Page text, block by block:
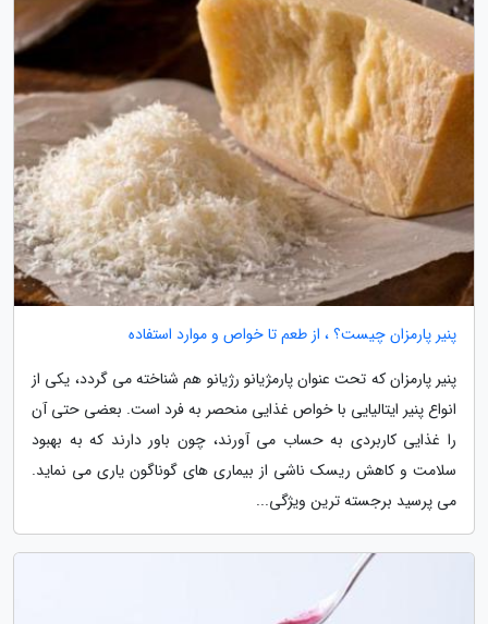
پنیر پارمزان چیست؟ ، از طعم تا خواص و موارد استفاده
پنیر پارمزان که تحت عنوان پارمژیانو رژیانو هم شناخته می گردد، یکی از
انواع پنیر ایتالیایی با خواص غذایی منحصر به فرد است. بعضی حتی آن
را غذایی کاربردی به حساب می آورند، چون باور دارند که به بهبود
سلامت و کاهش ریسک ناشی از بیماری های گوناگون یاری می نماید.
می پرسید برجسته ترین ویژگی...